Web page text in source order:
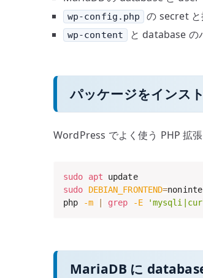
wp-config.php の secret と
wp-content と database の
パッケージをインス
WordPress でよく使う PHP 拡
sudo apt
update
sudo
DEBIAN_FRONTEND=
php
-m grep -E
MariaDB に